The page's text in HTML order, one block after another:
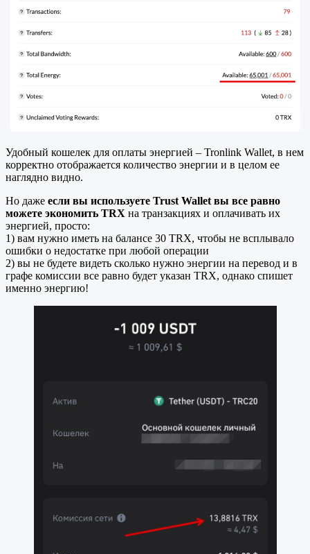
Удобный кошелек для оплаты энергией – Tronlink Wallet, в нем
корректно отображается количество энергии и в целом ее
наглядно видно.
Но даже если вы используете Trust Wallet вы все равно
можете экономить TRX на транзакциях и оплачивать их
энергией, просто:
1) вам нужно иметь на балансе 30 TRX, чтобы не всплывало
ошибки о недостатке при любой операции
2) вы не будете видеть сколько нужно энергии на перевод и в
графе комиссии все равно будет указан TRX, однако спишет
именно энергию!